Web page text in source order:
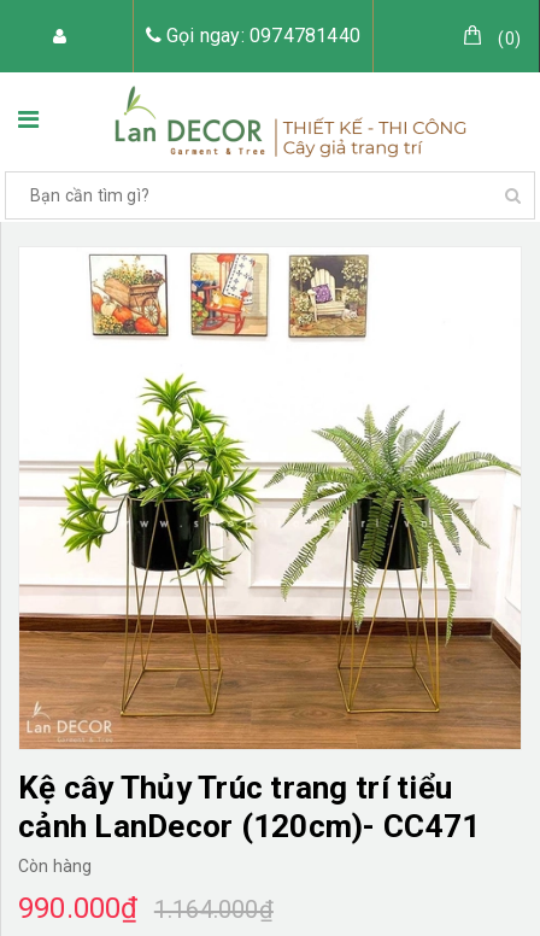
Gọi ngay: 0974781440 (0)
TRANG CHỦ VỀ LAN DECOR
CÂY GIẢ TRANG TRÍ TIỂU CẢNH CÂY GIẢ
TƯỜNG CÂY GIẢ KHĂN TRẢI BÀN
TƯ VẤN LIÊN HỆ
Kệ cây Thủy Trúc trang trí tiểu
cảnh LanDecor (120cm)- CC471
Còn hàng
990.000₫ 1.164.000₫